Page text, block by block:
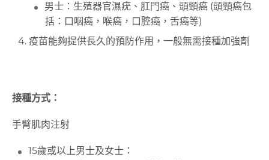
男士：生殖器官濕疣、肛門癌、頭頸癌 (頭頸癌包
括：口咽癌，喉癌，口腔癌，舌癌等)
疫苗能夠提供長久的預防作用，一般無需接種加強劑
接種方式：
手臂肌肉注射
15歲或以上男士及女士：